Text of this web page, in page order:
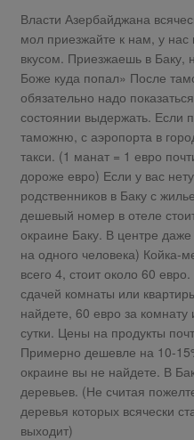
Власти Азербайджана
мол приезжайте к нам, у
вкусом. Приезжаешь в
Боже куда попал» После
обязательно надо
состоянии выдержать. Если
таможню, с аэропорта в
такси. (1 манат = 1 евро
дороже евро) Если у вас
родственников в Баку с
дешевый номер в отеле
окраине Баку. В центре
на одного человека) Койка-
всего 4, стоит около 60
сдачей комнаты или
найдете, 60 евро за комнату
сутки. Цены на продукты
Примерно дешевле на 10-
окраине вы не найдете. В
деревьев. (Не считая
деревья которых всячески
выходит)